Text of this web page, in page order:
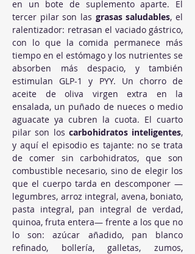
en un bote de suplemento aparte. El
tercer pilar son las grasas saludables, el
ralentizador: retrasan el vaciado gástrico,
con lo que la comida permanece más
tiempo en el estómago y los nutrientes se
absorben más despacio, y también
estimulan GLP-1 y PYY. Un chorro de
aceite de oliva virgen extra en la
ensalada, un puñado de nueces o medio
aguacate ya cubren la cuota. El cuarto
pilar son los carbohidratos inteligentes,
y aquí el episodio es tajante: no se trata
de comer sin carbohidratos, que son
combustible necesario, sino de elegir los
que el cuerpo tarda en descomponer —
legumbres, arroz integral, avena, boniato,
pasta integral, pan integral de verdad,
quinoa, fruta entera— frente a los que no
lo son: azúcar añadido, pan blanco
refinado, bollería, galletas, zumos,